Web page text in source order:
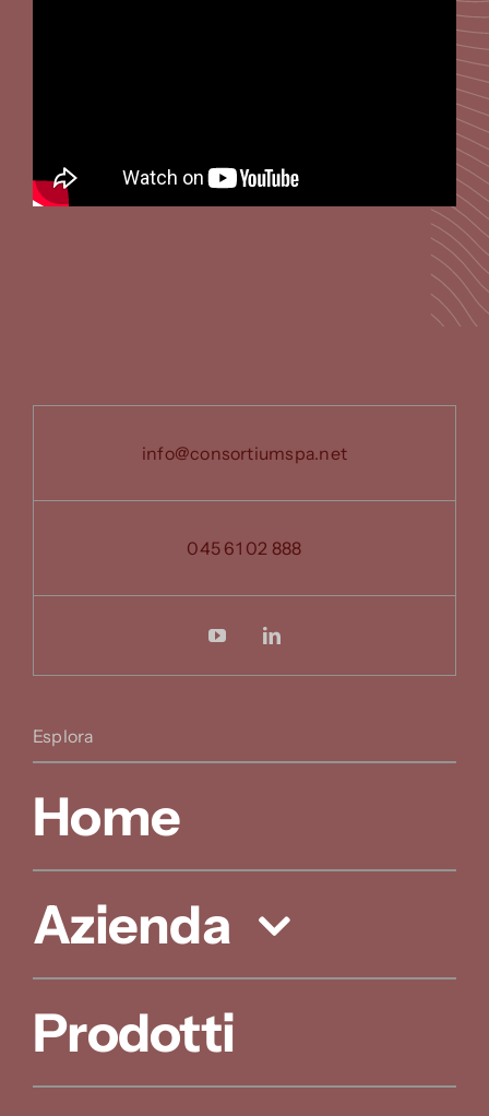
info@consortiumspa.net
045 61 02 888
Esplora
Home
Azienda
Prodotti